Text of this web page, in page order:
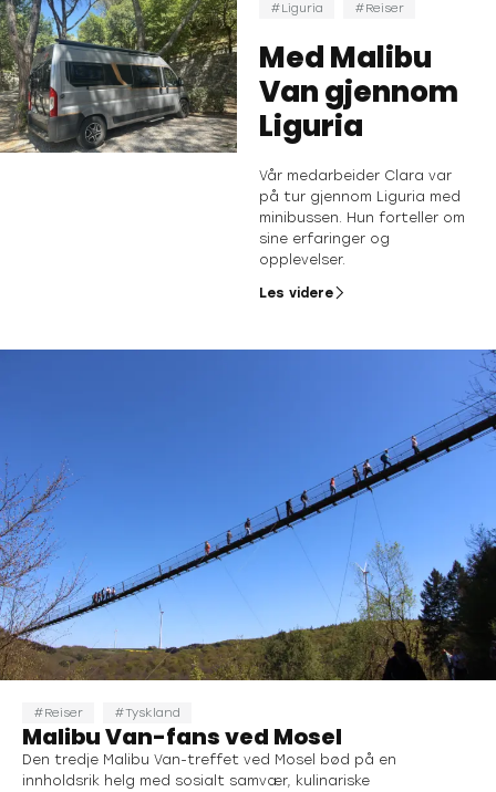
Liguria Reiser
Med Malibu
Van gjennom
Liguria
Vår medarbeider Clara var
på tur gjennom Liguria med
minibussen. Hun forteller om
sine erfaringer og
opplevelser.
Les videre
Reiser Tyskland
Malibu Van-fans ved Mosel
Den tredje Malibu Van-treffet ved Mosel bød på en
innholdsrik helg med sosialt samvær, kulinariske